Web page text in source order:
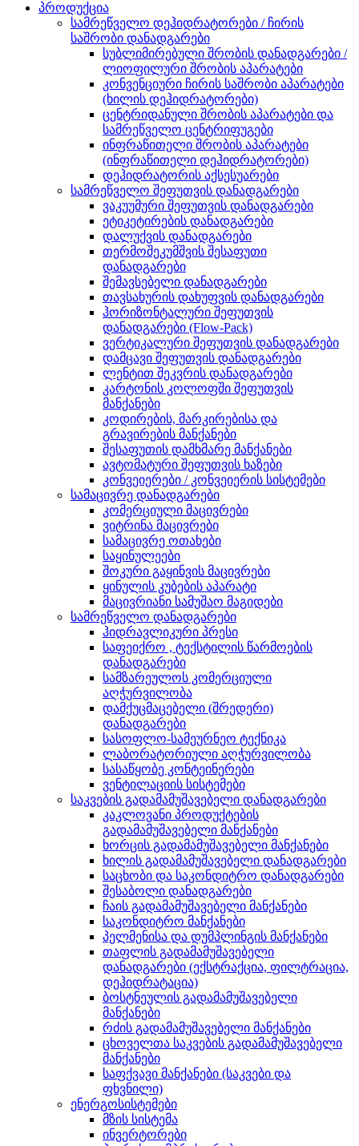
პროდუქცია
სამრეწველო დეჰიდრატორები / ჩირის
საშრობი დანადგარები
სუბლიმირებული შრობის დანადგარები /
ლიოფილური შრობის აპარატები
კონვენციური ჩირის საშრობი აპარატები
(ხილის დეჰიდრატორები)
ცენტრიდანული შრობის აპარატები და
სამრეწველო ცენტრიფუგები
ინფრაწითელი შრობის აპარატები
(ინფრაწითელი დეჰიდრატორები)
დეჰიდრატორის აქსესუარები
სამრეწველო შეფუთვის დანადგარები
ვაკუუმური შეფუთვის დანადგარები
ეტიკეტირების დანადგარები
დალუქვის დანადგარები
თერმოშეკუმშვის შესაფუთი
დანადგარები
შემავსებელი დანადგარები
თავსახურის დახუფვის დანადგარები
ჰორიზონტალური შეფუთვის
დანადგარები (Flow-Pack)
ვერტიკალური შეფუთვის დანადგარები
დამცავი შეფუთვის დანადგარები
ლენტით შეკვრის დანადგარები
კარტონის კოლოფში შეფუთვის
მანქანები
კოდირების, მარკირებისა და
გრავირების მანქანები
შესაფუთის დამხმარე მანქანები
ავტომატური შეფუთვის ხაზები
კონვეიერები / კონვეიერის სისტემები
სამაცივრე დანადგარები
კომერციული მაცივრები
ვიტრინა მაცივრები
სამაცივრე ოთახები
საყინულეები
შოკური გაყინვის მაცივრები
ყინულის კუბების აპარატი
მაცივრიანი სამუშაო მაგიდები
სამრეწველო დანადგარები
ჰიდრავლიკური პრესი
საფეიქრო , ტექსტილის წარმოების
დანადგარები
სამზარეულოს კომერციული
აღჭურვილობა
დამქუცმაცებელი (შრედერი)
დანადგარები
სასოფლო-სამეურნეო ტექნიკა
ლაბორატორიული აღჭურვილობა
სასაწყობე კონტეინერები
ვენტილაციის სისტემები
საკვების გადამამუშავებელი დანადგარები
კაკლოვანი პროდუქტების
გადამამუშავებელი მანქანები
ხორცის გადამამუშავებელი მანქანები
ხილის გადამამუშავებელი დანადგარები
საცხობი და საკონდიტრო დანადგარები
შესაბოლი დანადგარები
ჩაის გადამამუშავებელი მანქანები
საკონდიტრო მანქანები
პელმენისა და დუმპლინგის მანქანები
თაფლის გადამამუშავებელი
დანადგარები (ექსტრაქცია, ფილტრაცია,
დეჰიდრატაცია)
ბოსტნეულის გადამამუშავებელი
მანქანები
რძის გადამამუშავებელი მანქანები
ცხოველთა საკვების გადამამუშავებელი
მანქანები
საფქვავი მანქანები (საკვები და
ფხვნილი)
ენერგოსისტემები
მზის სისტემა
ინვერტორები